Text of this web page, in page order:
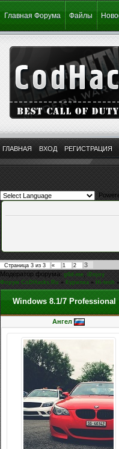
Главная Форума Файлы
ГЛАВНАЯ ВХОД РЕГИСТРАЦИЯ
Страница 3 из 3 « 1 2
3
Модератор форума:g0d-me,iEnjoy
Форум CoDHacks.Ru » Курилка » Hi-tech »
Windows 8.1/7 Professional
Ангел